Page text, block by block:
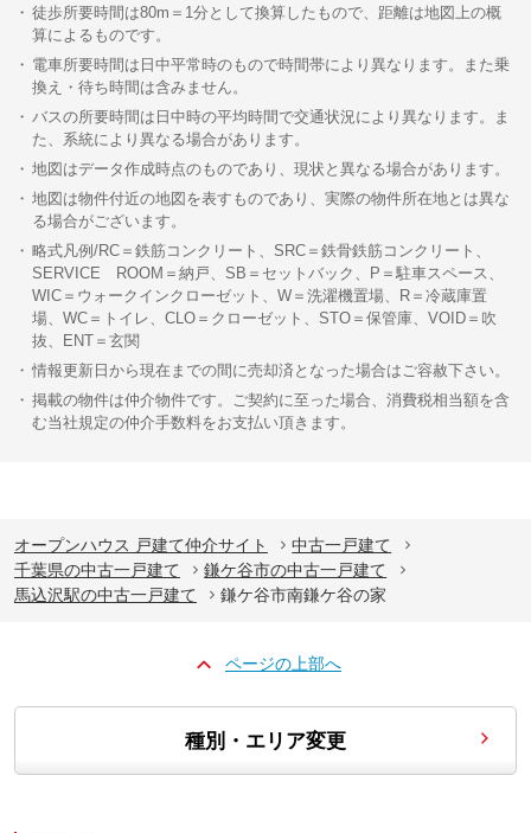
徒歩所要時間は80m＝1分として換算したもので、距離は地図上の概
算によるものです。
電車所要時間は日中平常時のもので時間帯により異なります。また乗
換え・待ち時間は含みません。
バスの所要時間は日中時の平均時間で交通状況により異なります。ま
た、系統により異なる場合があります。
地図はデータ作成時点のものであり、現状と異なる場合があります。
地図は物件付近の地図を表すものであり、実際の物件所在地とは異な
る場合がございます。
略式凡例/RC＝鉄筋コンクリート、SRC＝鉄骨鉄筋コンクリート、
SERVICE ROOM＝納戸、SB＝セットバック、P＝駐車スペース、
WIC＝ウォークインクローゼット、W＝洗濯機置場、R＝冷蔵庫置
場、WC＝トイレ、CLO＝クローゼット、STO＝保管庫、VOID＝吹
抜、ENT＝玄関
情報更新日から現在までの間に売却済となった場合はご容赦下さい。
掲載の物件は仲介物件です。ご契約に至った場合、消費税相当額を含
む当社規定の仲介手数料をお支払い頂きます。
オープンハウス 戸建て仲介サイト
中古一戸建て
千葉県の中古一戸建て
鎌ケ谷市の中古一戸建て
馬込沢駅の中古一戸建て
鎌ケ谷市南鎌ケ谷の家
ページの上部へ
種別・エリア変更